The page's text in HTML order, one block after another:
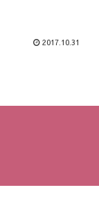
2017.10.31